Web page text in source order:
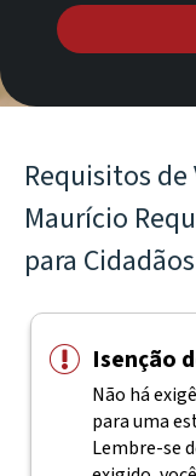
Requisitos
Maurício
para
Isenção
Não há
para uma
Lembre-se